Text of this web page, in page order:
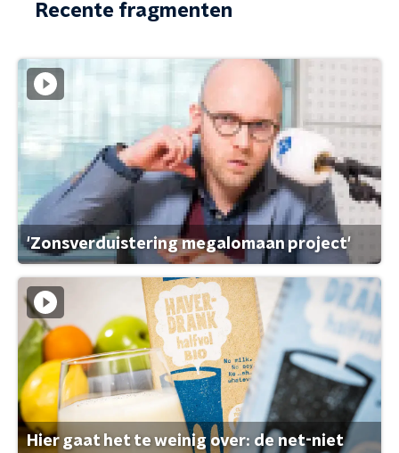
Recente fragmenten
'Zonsverduistering megalomaan project'
Hier gaat het te weinig over: de net-niet